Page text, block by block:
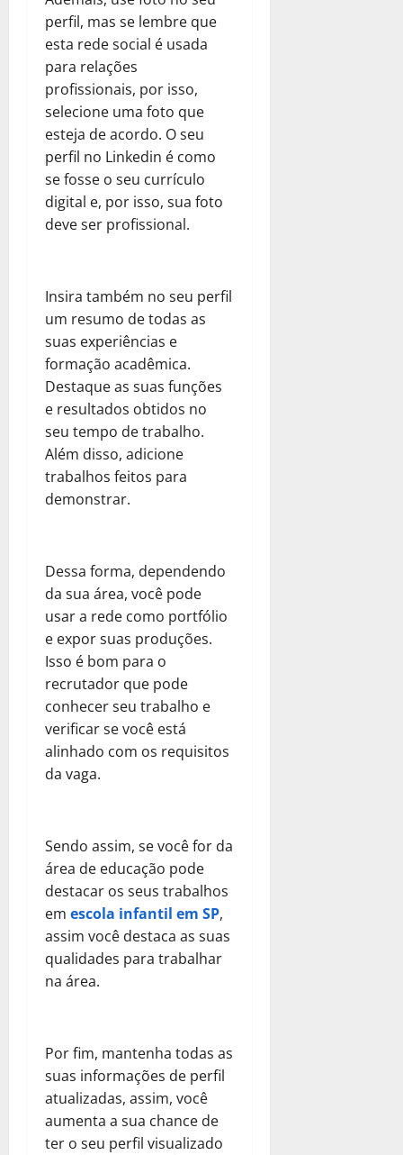
perfil, mas se lembre que
esta rede social é usada
para relações
profissionais, por isso,
selecione uma foto que
esteja de acordo. O seu
perfil no Linkedin é como
se fosse o seu currículo
digital e, por isso, sua foto
deve ser profissional.
Insira também no seu perfil
um resumo de todas as
suas experiências e
formação acadêmica.
Destaque as suas funções
e resultados obtidos no
seu tempo de trabalho.
Além disso, adicione
trabalhos feitos para
demonstrar.
Dessa forma, dependendo
da sua área, você pode
usar a rede como portfólio
e expor suas produções.
Isso é bom para o
recrutador que pode
conhecer seu trabalho e
verificar se você está
alinhado com os requisitos
da vaga.
Sendo assim, se você for da
área de educação pode
destacar os seus trabalhos
em escola infantil em SP,
assim você destaca as suas
qualidades para trabalhar
na área.
Por fim, mantenha todas as
suas informações de perfil
atualizadas, assim, você
aumenta a sua chance de
ter o seu perfil visualizado